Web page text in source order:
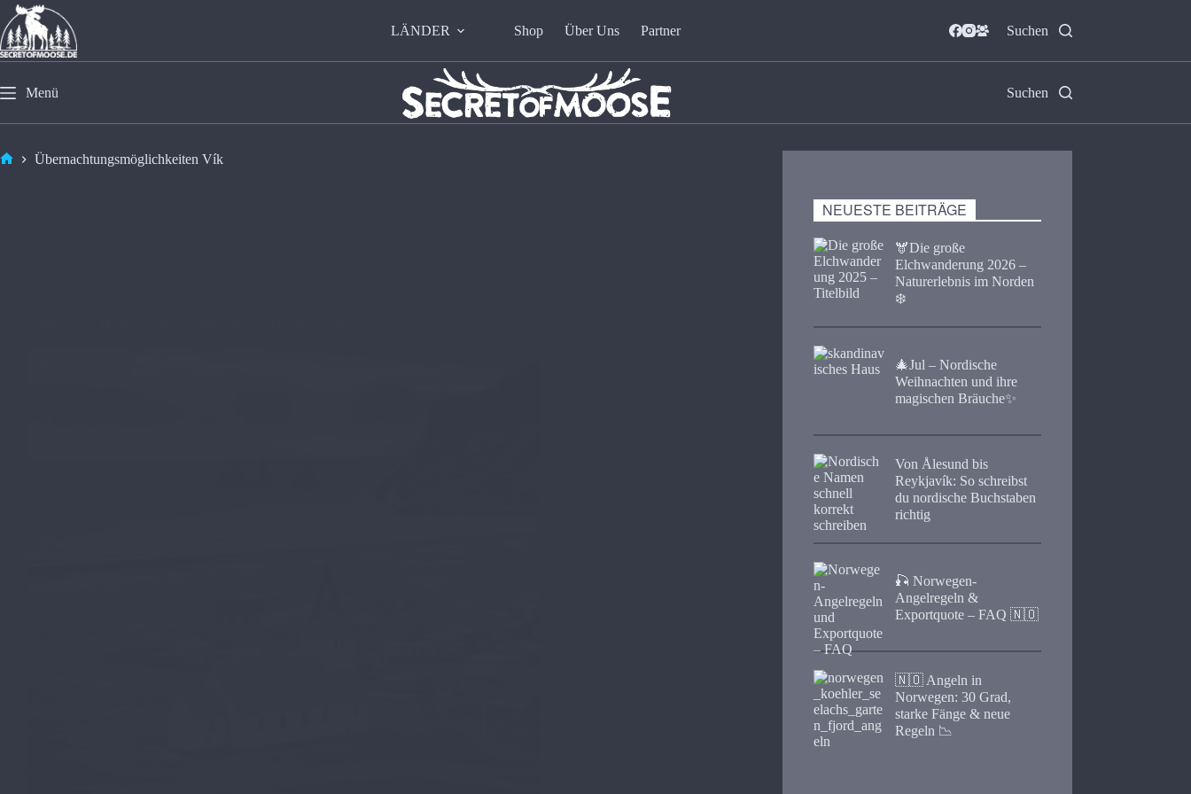
LÄNDER Shop Über Uns Partner Suchen
Menü Suchen
Übernachtungsmöglichkeiten Vík
NEUESTE BEITRÄGE
🫎​Die große
Elchwanderung 2026 –
Naturerlebnis im Norden
❄️
🎄Jul – Nordische
Weihnachten und ihre
magischen Bräuche✨
Von Ålesund bis
Reykjavík: So schreibst
du nordische Buchstaben
richtig
🎣 Norwegen-
Angelregeln &
Exportquote – FAQ 🇳🇴
🇳🇴 Angeln in
Norwegen: 30 Grad,
starke Fänge & neue
Regeln 📉